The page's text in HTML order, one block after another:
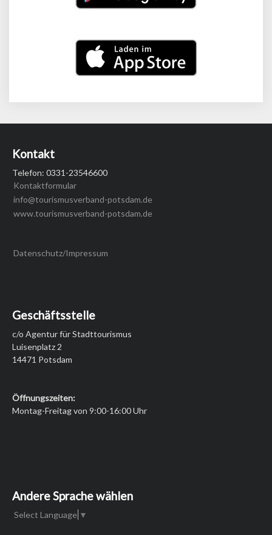
Kontakt
Telefon: 0331-23546600
Kontaktformular
info@tourismusverband-potsdam.de
www.tourismusverband-potsdam.de
Datenschutz/Impressum
Geschäftsstelle
c/o Agentur für Stadttourismus
Luisenplatz 2
14471 Potsdam
Öffnungszeiten:
Montag-Freitag von 9:00-16:00 Uhr
Andere Sprache wählen
Select Language ▼